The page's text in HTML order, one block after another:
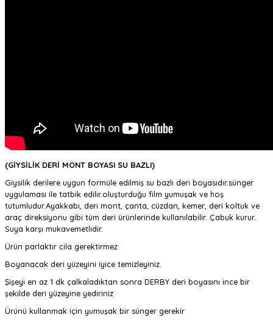
(GİYSİLİK DERİ MONT BOYASI SU BAZLI)
Giysilik derilere uygun formüle edilmiş su bazlı deri boyasıdır.sünger
uygulaması ile tatbik edilir.oluşturduğu film yumuşak ve hoş
tutumludur.Ayakkabı, deri mont, çanta, cüzdan, kemer, deri koltuk ve
araç direksiyonu gibi tüm deri ürünlerinde kullanılabilir. Çabuk kurur.
Suya karşı mukavemetlidir.
Ürün parlaktır cila gerektirmez
Boyanacak deri yüzeyini iyice temizleyiniz.
Şişeyi en az 1 dk çalkaladıktan sonra DERBY deri boyasını ince bir
şekilde deri yüzeyine yediriniz
Ürünü kullanmak için yumuşak bir sünger gerekir